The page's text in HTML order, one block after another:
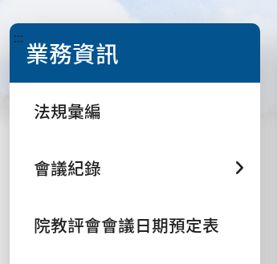
::: 業務資訊
法規彙編
會議紀錄
院教評會會議日期預定表